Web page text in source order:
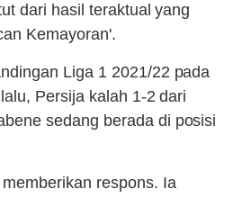
dari hasil teraktual yang
Kemayoran'.
Liga 1 2021/22 pada
Persija kalah 1-2 dari
sedang berada di posisi
respons. Ia